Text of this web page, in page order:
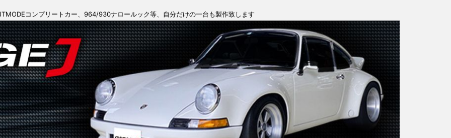
コンプリートカー、964/930ナロールック等、自分だけの一台も製作致します